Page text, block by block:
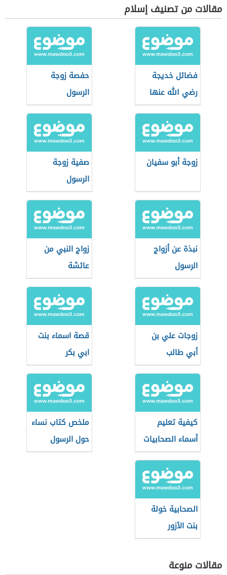
مقالات من تصنيف إسلام
فضائل خديجة
رضي الله عنها
حفصة زوجة
الرسول
زوجة أبو سفيان
صفية زوجة
الرسول
نبذة عن أزواج
الرسول
زواج النبي من
عائشة
زوجات علي بن
أبي طالب
قصة اسماء بنت
ابي بكر
كيفية تعليم
أسماء الصحابيات
للأطفال
ملخص كتاب نساء
حول الرسول
الصحابية خولة
بنت الأزور
وصفاتها
مقالات منوعة